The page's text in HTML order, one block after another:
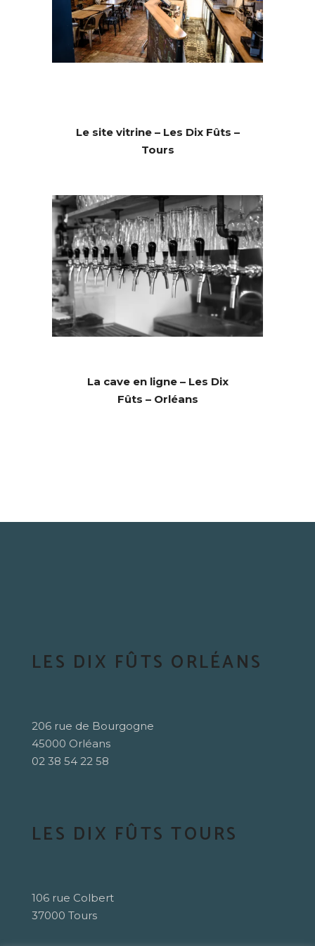
Le site vitrine – Les Dix Fûts –
Tours
La cave en ligne – Les Dix
Fûts – Orléans
LES DIX FÛTS ORLÉANS
206 rue de Bourgogne
45000 Orléans
02 38 54 22 58
LES DIX FÛTS TOURS
106 rue Colbert
37000 Tours